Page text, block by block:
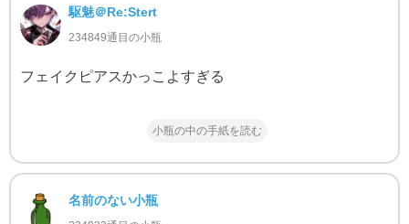
駆魅＠Re:Stert
234849通目の小瓶
フェイクピアスかっこよすぎる
小瓶の中の手紙を読む
名前のない小瓶